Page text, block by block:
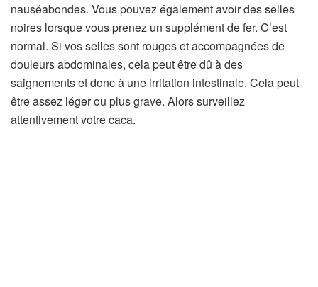
nauséabondes. Vous pouvez également avoir des selles
noires lorsque vous prenez un supplément de fer. C’est
normal. Si vos selles sont rouges et accompagnées de
douleurs abdominales, cela peut être dû à des
saignements et donc à une irritation intestinale. Cela peut
être assez léger ou plus grave. Alors surveillez
attentivement votre caca.